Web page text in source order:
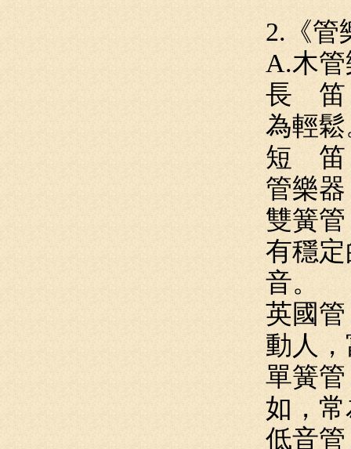
2.《管
A.木
長 笛
為輕
短 笛
管樂
雙簧
有穩
音。
英國
動人
單簧
如，
低音